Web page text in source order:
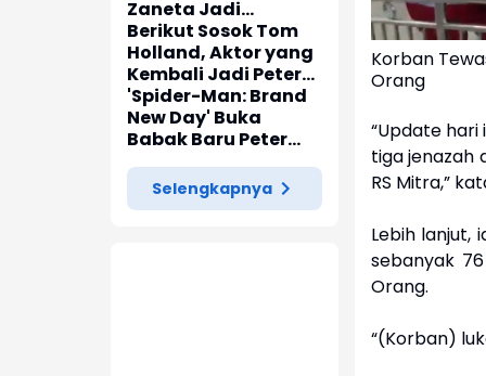
Zaneta Jadi
Pemeran Utama Film
Siti Si Vampir
Berikut Sosok Tom
Holland, Aktor yang
Kembali Jadi Peter
Parker di 'Spider-
Man: Brand New Day'
'Spider-Man: Brand
New Day' Buka
Babak Baru Peter
Parker di Marvel
Cinematic Universe
Selengkapnya
Korban
Orang
“Update hari
tiga jenazah
RS Mitra,”
Lebih lanjut,
sebanyak
Orang.
“(Korban)